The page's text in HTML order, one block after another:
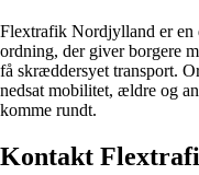
Flextrafik Nordjylland er
ordning, der giver borgere
få skræddersyet transport.
nedsat mobilitet, ældre og
komme rundt.
Kontakt